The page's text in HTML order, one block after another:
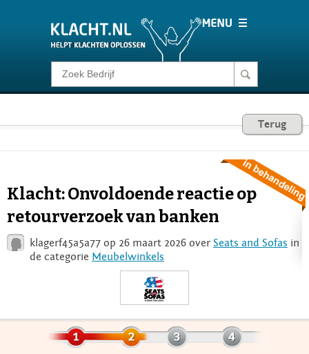
Klacht melden
Consumentenrecht
Voor Bedrijven
Login
Terug
Klacht: Onvoldoende reactie op
retourverzoek van banken
klagerf45a5a77 op 26 maart 2026 over Seats and Sofas in
de categorie Meubelwinkels